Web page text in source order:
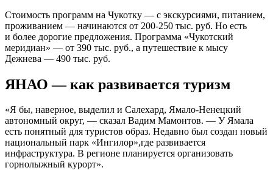
Стоимость программ на Чукотку — с экскурсиями, питанием,
проживанием — начинаются от 200-250 тыс. руб. Но есть
и более дорогие предложения. Программа «Чукотский
меридиан» — от 390 тыс. руб., а путешествие к мысу
Дежнева — 490 тыс. руб.
ЯНАО — как развивается туризм
«Я бы, наверное, выделил и Салехард, Ямало-Ненецкий
автономный округ, — сказал Вадим Мамонтов. — У Ямала
есть понятный для туристов образ. Недавно был создан новый
национальный парк «Ингилор»,где развивается
инфраструктура. В регионе планируется организовать
горнолыжный курорт».